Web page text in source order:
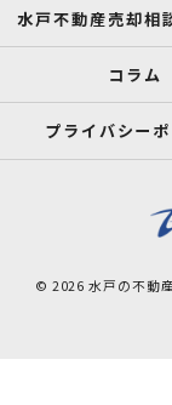
水戸不動産売却相
コラム
プライバシー
© 2026 水戸の不動